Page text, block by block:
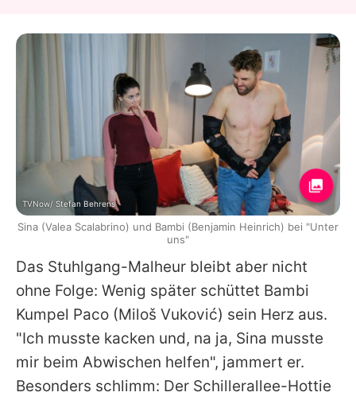
Das Stuhlgang-Malheur bleibt aber nicht
ohne Folge: Wenig später schüttet Bambi
Kumpel Paco (Miloš Vuković) sein Herz aus.
"Ich musste kacken und, na ja, Sina musste
mir beim Abwischen helfen", jammert er.
Besonders schlimm: Der Schillerallee-Hottie
TVNow/ Stefan Behrens
Sina (Valea Scalabrino) und Bambi (Benjamin Heinrich) bei "Unter
uns"